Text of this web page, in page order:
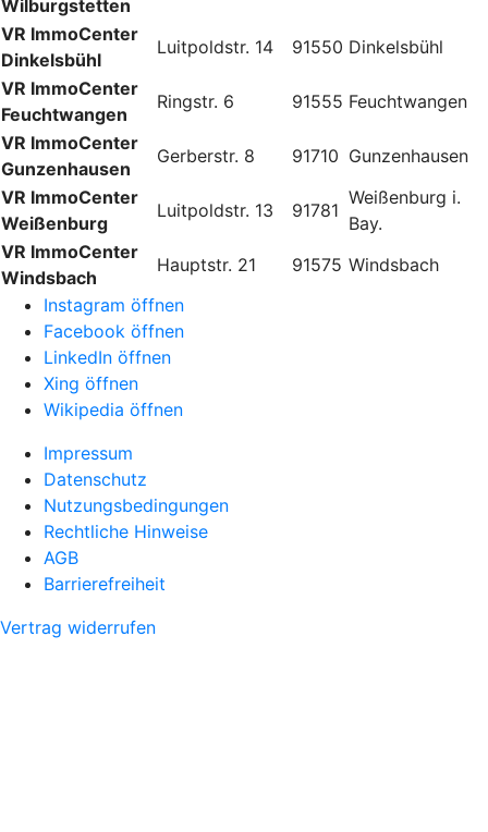
Wilburgstetten
VR ImmoCenter
Dinkelsbühl
Luitpoldstr. 14 91550 Dinkelsbühl
VR ImmoCenter
Feuchtwangen
Ringstr. 6 91555 Feuchtwangen
VR ImmoCenter
Gunzenhausen
Gerberstr. 8 91710 Gunzenhausen
VR ImmoCenter
Weißenburg
Luitpoldstr. 13 91781
Weißenburg i.
Bay.
VR ImmoCenter
Windsbach
Hauptstr. 21 91575 Windsbach
Instagram öffnen
Facebook öffnen
LinkedIn öffnen
Xing öffnen
Wikipedia öffnen
Impressum
Datenschutz
Nutzungsbedingungen
Rechtliche Hinweise
AGB
Barrierefreiheit
Vertrag widerrufen